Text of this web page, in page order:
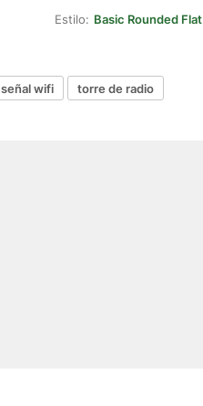
Estilo: Basic Rounded Flat
señal wifi torre de radio